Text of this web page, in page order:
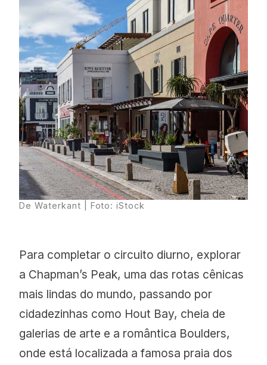
De Waterkant | Foto: iStock
Para completar o circuito diurno, explorar
a Chapman’s Peak, uma das rotas cênicas
mais lindas do mundo, passando por
cidadezinhas como Hout Bay, cheia de
galerias de arte e a romântica Boulders,
onde está localizada a famosa praia dos